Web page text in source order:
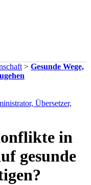
> Gesunde Wege,
Übersetzer,
in
gesunde